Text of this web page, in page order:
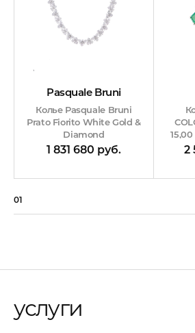
Pasquale Bruni
Колье Pasquale Bruni
Рrаtо Fiorito White Gold &
Diamond
1 831 680 руб. 2
01
услуги